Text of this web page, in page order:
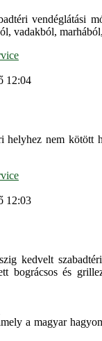
vendéglátási
vadakból,
12:04
helyhez nem kötött
12:03
kedvelt
bográcsos és
a magyar